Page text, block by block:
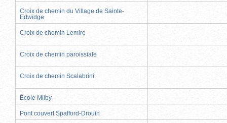
Croix de chemin du Village de Sainte-
Edwidge
Croix de chemin Lemire
Croix de chemin paroissiale
Croix de chemin Scalabrini
École Milby
Pont couvert Spafford-Drouin